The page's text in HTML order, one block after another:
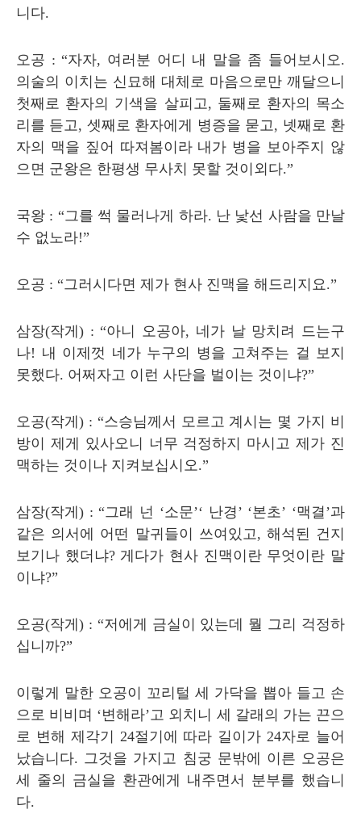
니다.
오공 : “자자, 여러분 어디 내 말을 좀 들어보시오.
의술의 이치는 신묘해 대체로 마음으로만 깨달으니
첫째로 환자의 기색을 살피고, 둘째로 환자의 목소
리를 듣고, 셋째로 환자에게 병증을 묻고, 넷째로 환
자의 맥을 짚어 따져봄이라 내가 병을 보아주지 않
으면 군왕은 한평생 무사치 못할 것이외다.”
국왕 : “그를 썩 물러나게 하라. 난 낯선 사람을 만날
수 없노라!”
오공 : “그러시다면 제가 현사 진맥을 해드리지요.”
삼장(작게 ) : “아니 오공아, 네가 날 망치려 드는구
나! 내 이제껏 네가 누구의 병을 고쳐주는 걸 보지
못했다. 어쩌자고 이런 사단을 벌이는 것이냐?”
오공(작게 ) : “스승님께서 모르고 계시는 몇 가지 비
방이 제게 있사오니 너무 걱정하지 마시고 제가 진
맥하는 것이나 지켜보십시오.”
삼장(작게 ) : “그래 넌 ‘소문’‘ 난경’ ‘본초’ ‘맥결 ’과
같은 의서에 어떤 말귀들이 쓰여있고, 해석된 건지
보기나 했더냐? 게다가 현사 진맥이란 무엇이란 말
이냐?”
오공(작게 ) : “저에게 금실이 있는데 뭘 그리 걱정하
십니까?”
이렇게 말한 오공이 꼬리털 세 가닥을 뽑아 들고 손
으로 비비며 ‘변해라’고 외치니 세 갈래의 가는 끈으
로 변해 제각기 24절기에 따라 길이가24자로 늘어
났습니다. 그것을 가지고 침궁 문밖에 이른 오공은
세 줄의 금실을 환관에게 내주면서 분부를 했습니
다.